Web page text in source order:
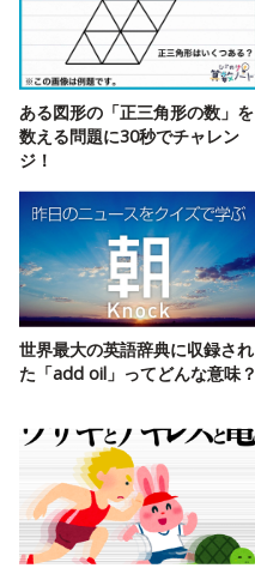
ある図形の「正三角形の数」を
数える問題に30秒でチャレン
ジ！
世界最大の英語辞典に収録され
た「add oil」ってどんな意味？